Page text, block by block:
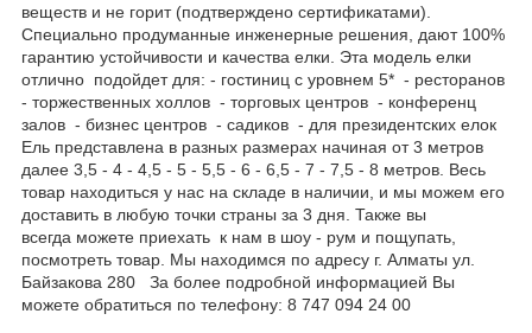
веществ и не горит (подтверждено сертификатами).
Специально продуманные инженерные решения, дают 100%
гарантию устойчивости и качества елки. Эта модель елки
отлично подойдет для: - гостиниц с уровнем 5* - ресторанов
- торжественных холлов - торговых центров - конференц
залов - бизнес центров - садиков - для президентских елок
Ель представлена в разных размерах начиная от 3 метров
далее 3,5 - 4 - 4,5 - 5 - 5,5 - 6 - 6,5 - 7 - 7,5 - 8 метров. Весь
товар находиться у нас на складе в наличии, и мы можем его
доставить в любую точки страны за 3 дня. Также вы
всегда можете приехать к нам в шоу - рум и пощупать,
посмотреть товар. Мы находимся по адресу г. Алматы ул.
Байзакова 280 За более подробной информацией Вы
можете обратиться по телефону: 8 747 094 24 00